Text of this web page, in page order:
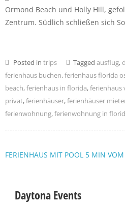
Ormond Beach und Holly Hill,
Zentrum. Südlich schließen sich
Posted in trips Tagged ausflug,
ferienhaus buchen,ferienhaus florida
beach,ferienhaus in florida,ferienhaus
privat,ferienhäuser,ferienhäuser
ferienwohnung,ferienwohnung in
FERIENHAUS MIT POOL 5 MIN VOM
Daytona Events